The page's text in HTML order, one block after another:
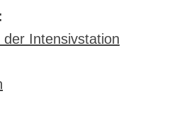
Intensivstation